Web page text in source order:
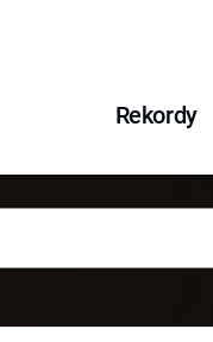
Rekordy